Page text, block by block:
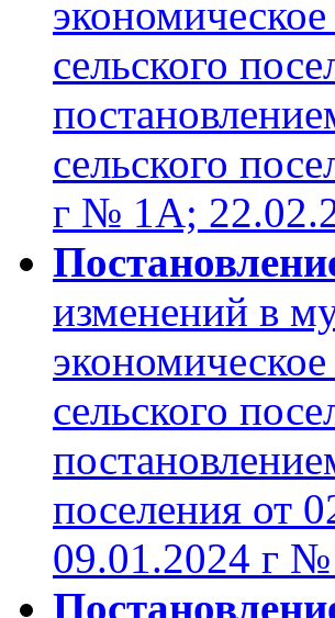
сельского
сельского
г № 1А;
изменений в
сельского
поселения от
09.01.2024 г